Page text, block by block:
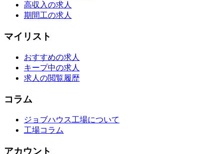
高収入の求人
期間工の求人
マイリスト
おすすめの求人
キープ中の求人
求人の閲覧履歴
コラム
ジョブハウス工場について
工場コラム
アカウント